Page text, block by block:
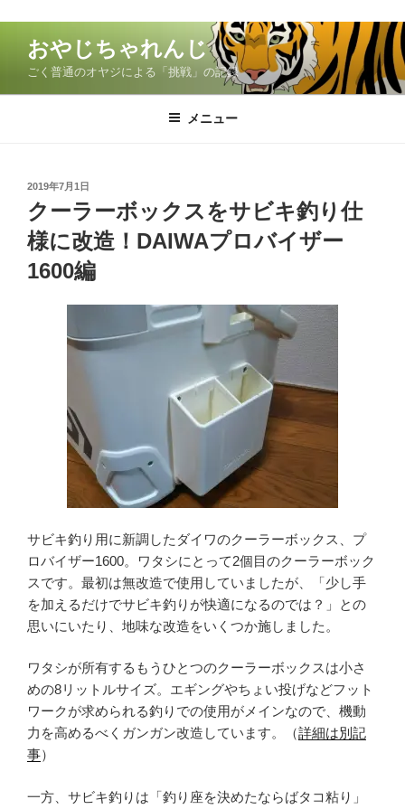
ン
おやじちゃれんじ
ごく普通のオヤジによる「挑戦」の記録
メニュー
投
日:
2019年7月1日
クーラーボックスをサビキ釣り仕
様に改造！DAIWAプロバイザー
1600編
サビキ釣り用に新調したダイワのクーラーボックス、プ
ロバイザー1600。ワタシにとって2個目のクーラーボック
スです。最初は無改造で使用していましたが、「少し手
を加えるだけでサビキ釣りが快適になるのでは？」との
思いにいたり、地味な改造をいくつか施しました。
ワタシが所有するもうひとつのクーラーボックスは小さ
めの8リットルサイズ。エギングやちょい投げなどフット
ワークが求められる釣りでの使用がメインなので、機動
力を高めるべくガンガン改造しています。（詳細は別記
事）
一方、サビキ釣りは「釣り座を決めたならばタコ粘り」